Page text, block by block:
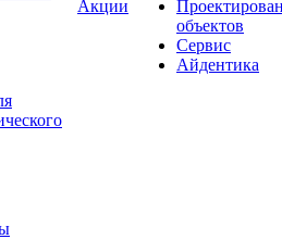
Акции
объектов
Сервис
Айдентика